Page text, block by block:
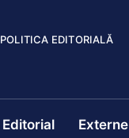
POLITICA EDITORIALĂ
Editorial Externe